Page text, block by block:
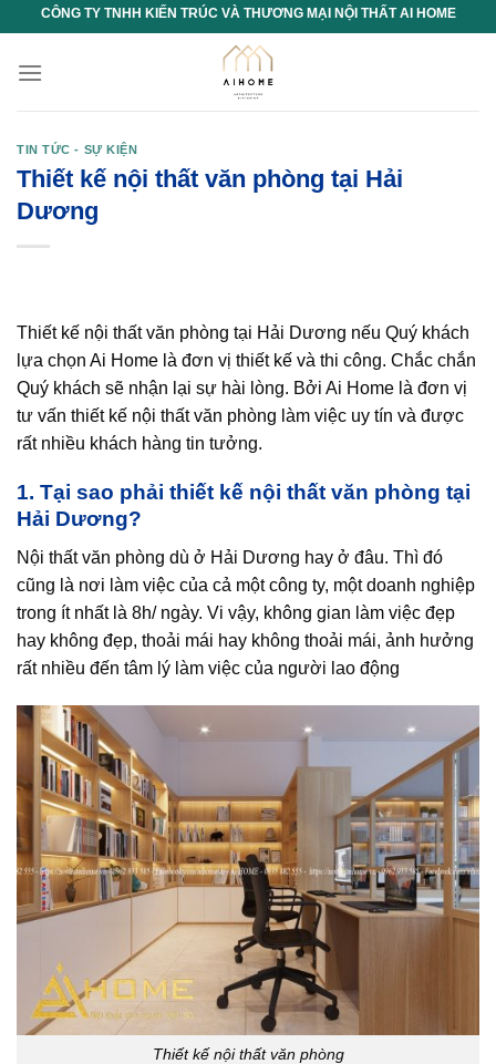
Chuyển
nội
CÔNG TY TNHH KIẾN TRÚC VÀ THƯƠNG MẠI NỘI THẤT AI HOME
TIN TỨC - SỰ KIỆN
Thiết kế nội thất văn phòng tại Hải
Dương
Thiết kế nội thất văn phòng tại Hải Dương nếu Quý khách
lựa chọn Ai Home là đơn vị thiết kế và thi công. Chắc chắn
Quý khách sẽ nhận lại sự hài lòng. Bởi Ai Home là đơn vị
tư vấn thiết kế nội thất văn phòng làm việc uy tín và được
rất nhiều khách hàng tin tưởng.
1. Tại sao phải thiết kế nội thất văn phòng tại
Hải Dương?
Nội thất văn phòng dù ở Hải Dương hay ở đâu. Thì đó
cũng là nơi làm việc của cả một công ty, một doanh nghiệp
trong ít nhất là 8h/ ngày. Vi vậy, không gian làm việc đẹp
hay không đẹp, thoải mái hay không thoải mái, ảnh hưởng
rất nhiều đến tâm lý làm việc của người lao động
Thiết kế nội thất văn phòng